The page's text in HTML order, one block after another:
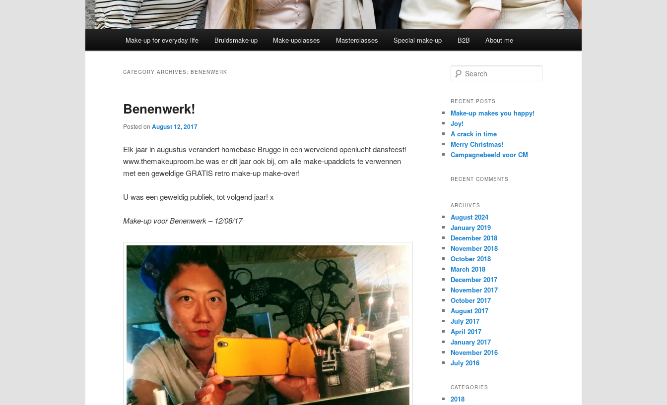
Make-up for everyday life Bruidsmake-up Make-upclasses Masterclasses Special make-up B2B About me
CATEGORY ARCHIVES: BENENWERK
Benenwerk!
Posted on August 12, 2017
Elk jaar in augustus verandert homebase Brugge in een wervelend openlucht dansfeest!
www.themakeuproom.be was er dit jaar ook bij, om alle make-upaddicts te verwennen
met een geweldige GRATIS retro make-up make-over!
U was een geweldig publiek, tot volgend jaar! x
Make-up voor Benenwerk – 12/08/17
e
r
h
RECENT POSTS
Make-up makes you happy!
Joy!
A crack in time
Merry Christmas!
Campagnebeeld voor CM
RECENT COMMENTS
ARCHIVES
August 2024
January 2019
December 2018
November 2018
October 2018
March 2018
December 2017
November 2017
October 2017
August 2017
July 2017
April 2017
January 2017
November 2016
July 2016
CATEGORIES
2018